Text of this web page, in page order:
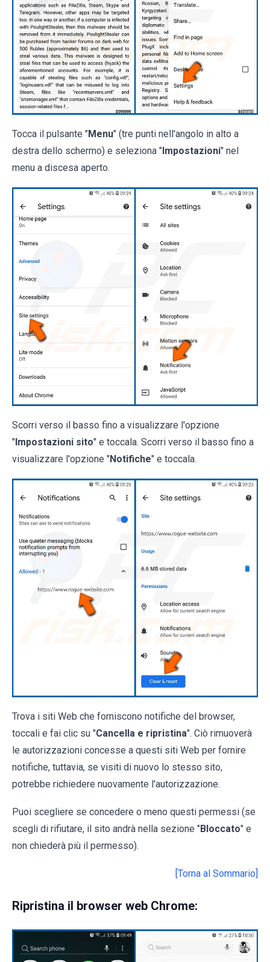
Tocca il pulsante "Menu" (tre punti nell'angolo in alto a
destra dello schermo) e seleziona " Impostazioni" nel
menu a discesa aperto.
Scorri verso il basso fino a visualizzare l'opzione
" Impostazioni sito" e toccala. Scorri verso il basso fino a
visualizzare l'opzione "Notifiche" e toccala.
Trova i siti Web che forniscono notifiche del browser,
toccali e fai clic su "Cancella e ripristina". Ciò rimuoverà
le autorizzazioni concesse a questi siti Web per fornire
notifiche, tuttavia, se visiti di nuovo lo stesso sito,
potrebbe richiedere nuovamente l'autorizzazione.
Puoi scegliere se concedere o meno questi permessi (se
scegli di rifiutare, il sito andrà nella sezione "Bloccato" e
non chiederà più il permesso).
[Torna al Sommario]
Ripristina il browser web Chrome: